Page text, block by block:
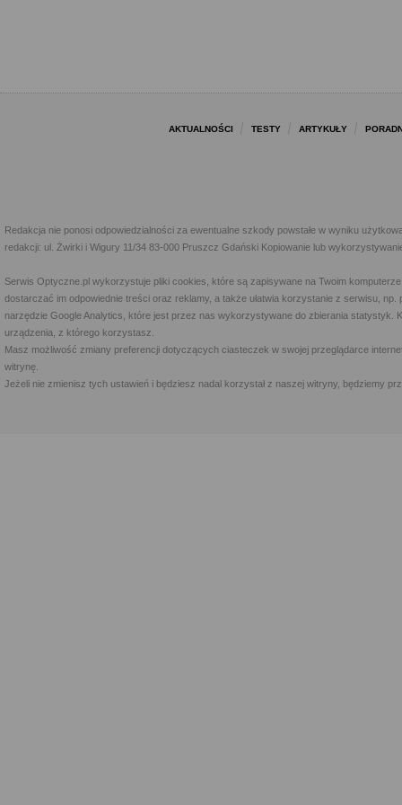
AKTUALNOŚCI TESTY ARTYKUŁY
Redakcja nie ponosi odpowiedzialności za ewentualne szkody powstałe w wyniku
redakcji: ul. Żwirki i Wigury 11/34 83-000 Pruszcz Gdański Kopiowanie lub
Serwis Optyczne.pl wykorzystuje pliki cookies, które są zapisywane na Twoim
dostarczać im odpowiednie treści oraz reklamy, a także ułatwia korzystanie z serwisu,
narzędzie Google Analytics, które jest przez nas wykorzystywane do zbierania statystyk.
urządzenia, z którego korzystasz.
Masz możliwość zmiany preferencji dotyczących ciasteczek w swojej przeglądarce
witrynę.
Jeżeli nie zmienisz tych ustawień i będziesz nadal korzystał z naszej witryny, będziemy